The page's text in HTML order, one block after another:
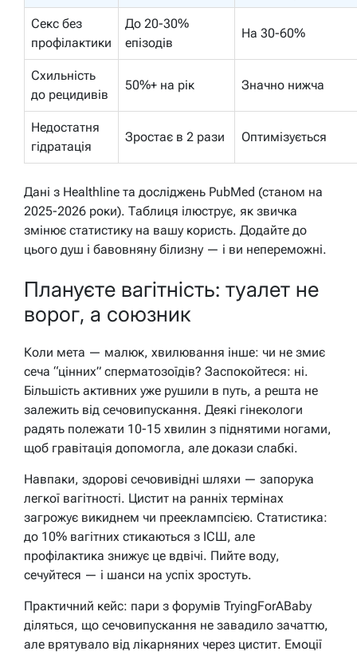
Секс без
профілактики
До 20-30%
епізодів
На 30-60%
Схильність
до рецидивів
50%+ на рік Значно нижча
Недостатня
гідратація
Зростає в 2 рази Оптимізується
Дані з Healthline та досліджень PubMed (станом на
2025-2026 роки). Таблиця ілюструє, як звичка
змінює статистику на вашу користь. Додайте до
цього душ і бавовняну білизну — і ви непереможні.
Плануєте вагітність: туалет не
ворог, а союзник
Коли мета — малюк, хвилювання інше: чи не змиє
сеча “цінних” сперматозоїдів? Заспокойтеся: ні.
Більшість активних уже рушили в путь, а решта не
залежить від сечовипускання. Деякі гінекологи
радять полежати 10-15 хвилин з піднятими ногами,
щоб гравітація допомогла, але докази слабкі.
Навпаки, здорові сечовивідні шляхи — запорука
легкої вагітності. Цистит на ранніх термінах
загрожує викиднем чи прееклампсією. Статистика:
до 10% вагітних стикаються з ІСШ, але
профілактика знижує це вдвічі. Пийте воду,
сечуйтеся — і шанси на успіх зростуть.
Практичний кейс: пари з форумів TryingForABaby
діляться, що сечовипускання не завадило зачаттю,
але врятувало від лікарняних через цистит. Емоції